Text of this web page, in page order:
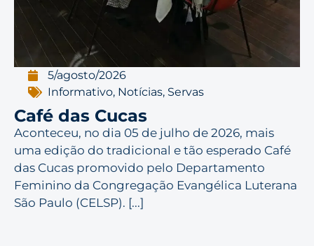
5/agosto/2026
Informativo, Notícias, Servas
Café das Cucas
Aconteceu, no dia 05 de julho de 2026, mais
uma edição do tradicional e tão esperado Café
das Cucas promovido pelo Departamento
Feminino da Congregação Evangélica Luterana
São Paulo (CELSP). [...]